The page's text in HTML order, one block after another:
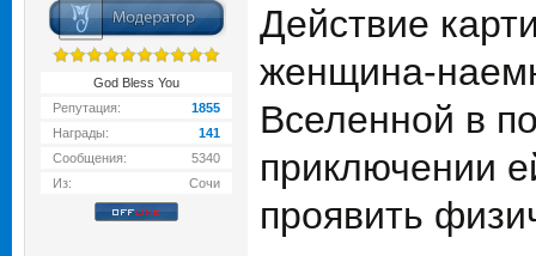
God Bless You
Репутация:
1855
Награды:
141
Сообщения:
5340
Из:
Сочи
Действие
женщина-
Вселенной в
приключении
проявить